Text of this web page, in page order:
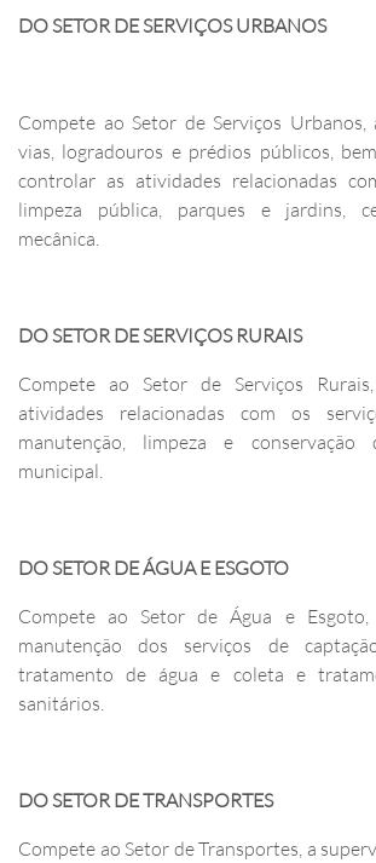
DO SETOR DE SERVIÇOS URBANOS
Compete ao Setor de Serviços Urbanos,
vias, logradouros e prédios públicos,
controlar as atividades relacionadas
limpeza pública, parques e jardins,
mecânica.
DO SETOR DE SERVIÇOS RURAIS
Compete ao Setor de Serviços
atividades relacionadas com os
manutenção, limpeza e
municipal.
DO SETOR DE ÁGUA E ESGOTO
Compete ao Setor de Água e
manutenção dos serviços de
tratamento de água e coleta e
sanitários.
DO SETOR DE TRANSPORTES
Compete ao Setor de Transportes, a